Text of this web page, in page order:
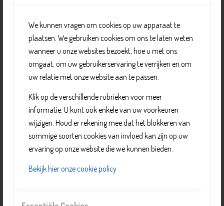
We kunnen vragen om cookies op uw apparaat te
plaatsen. We gebruiken cookies om ons te laten weten
wanneer u onze websites bezoekt, hoe u met ons
omgaat, om uw gebruikerservaring te verrijken en om
uw relatie met onze website aan te passen.
Klik op de verschillende rubrieken voor meer
informatie. U kunt ook enkele van uw voorkeuren
wijzigen. Houd er rekening mee dat het blokkeren van
sommige soorten cookies van invloed kan zijn op uw
ervaring op onze website die we kunnen bieden.
Bekijk hier onze cookie policy
maatschappij; zowel individueel als in groepsverband.
Dat is het doel van DemenTalent.
Interesse? Bij DemenTalent wordt u ondersteundbij het
zoeken naar een geschikte (vrijwilligers)werkplek of
andere bezigheden.
Bij DemenTalent draait alles om mogelijkheden. Samen
met deelnemers kijken we naar hun talenten, interesses
en wat wél kan. Want meedoen in de maatschappij
geeft niet alleen structuur, maar vooral ook
eigenwaarde en plezier.